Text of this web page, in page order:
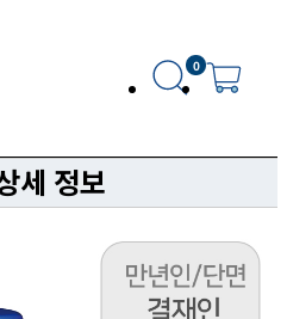
0
세 정보